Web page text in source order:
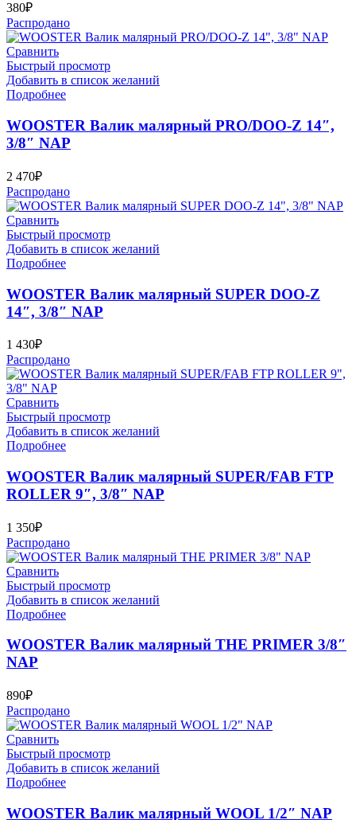
380₽
Распродано
Сравнить
Быстрый просмотр
Добавить в список желаний
Подробнее
WOOSTER Валик малярный PRO/DOO-Z 14″,
3/8″ NAP
2 470₽
Распродано
Сравнить
Быстрый просмотр
Добавить в список желаний
Подробнее
WOOSTER Валик малярный SUPER DOO-Z
14″, 3/8″ NAP
1 430₽
Распродано
Сравнить
Быстрый просмотр
Добавить в список желаний
Подробнее
WOOSTER Валик малярный SUPER/FAB FTP
ROLLER 9″, 3/8″ NAP
1 350₽
Распродано
Сравнить
Быстрый просмотр
Добавить в список желаний
Подробнее
WOOSTER Валик малярный THE PRIMER 3/8″
NAP
890₽
Распродано
Сравнить
Быстрый просмотр
Добавить в список желаний
Подробнее
WOOSTER Валик малярный WOOL 1/2″ NAP